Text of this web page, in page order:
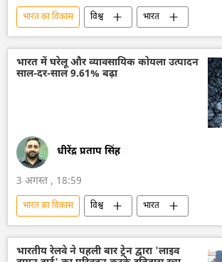
भारत का विकास विश्व
भारत
भारत सरकार
आत्मनिर्भर भारत
ऊर्जा क्षेत्र
गैस
दिल्ली
भारत में घरेलू और व्यावसायिक कोयला उत्पादन
साल-दर-साल 9.61% बढ़ा
धीरेंद्र प्रताप सिंह
3 अगस्त , 18:59
भारत का विकास विश्व
भारत
आत्मनिर्भर भारत
भारत सरकार
दिल्ली
ऊर्जा क्षेत्र
भारतीय रेलवे ने पहली बार ट्रेन द्वारा 'लाइव